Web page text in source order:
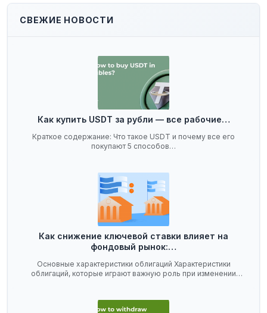
СВЕЖИЕ НОВОСТИ
Как купить USDT за рубли — все рабочие…
Краткое содержание: Что такое USDT и почему все его
покупают 5 способов…
Как снижение ключевой ставки влияет на
фондовый рынок:…
Основные характеристики облигаций Характеристики
облигаций, которые играют важную роль при изменении